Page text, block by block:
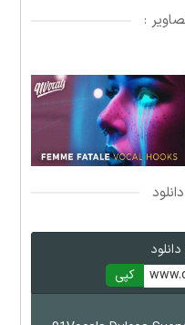
:
کپی